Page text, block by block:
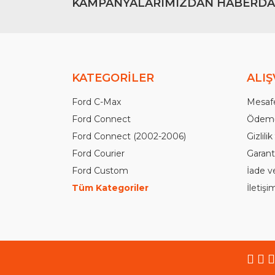
KAMPANYALARIMIZDAN
KATEGORİLER
Ford C-Max
Ford Connect
Ford Connect (2002-2006)
Ford Courier
Ford Custom
Tüm Kategoriler
İade